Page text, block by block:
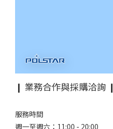
❙ 業務合作與採購洽詢 ❙
服務時間
週一至週六：11:00 - 20:00